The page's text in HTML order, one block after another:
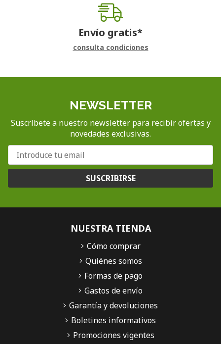
Envío gratis*
consulta condiciones
NEWSLETTER
Suscríbete a nuestro newsletter para recibir ofertas y
novedades exclusivas.
SUSCRIBIRSE
NUESTRA TIENDA
Cómo comprar
Quiénes somos
Formas de pago
Gastos de envío
Garantía y devoluciones
Boletines informativos
Promociones vigentes